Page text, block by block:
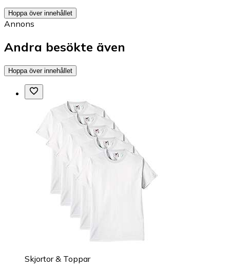
Hoppa över innehållet
Annons
Andra besökte även
Hoppa över innehållet
Skjortor & Toppar